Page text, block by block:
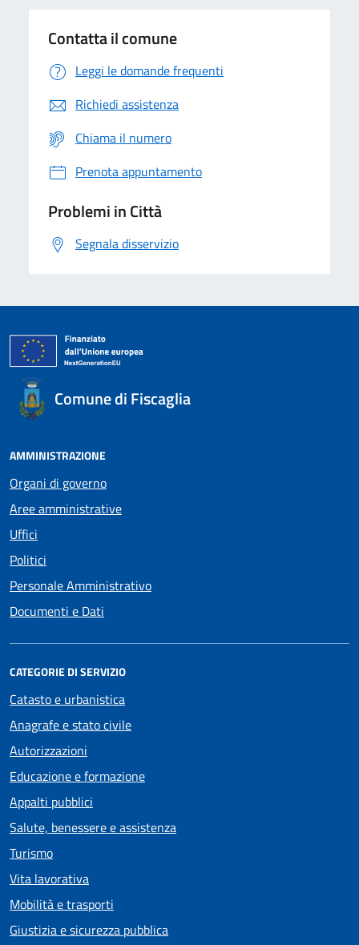
Contatta il comune
Leggi le domande frequenti
Richiedi assistenza
Chiama il numero
Prenota appuntamento
Problemi in Città
Segnala disservizio
Comune di Fiscaglia
AMMINISTRAZIONE
Organi di governo
Aree amministrative
Uffici
Politici
Personale Amministrativo
Documenti e Dati
CATEGORIE DI SERVIZIO
Catasto e urbanistica
Anagrafe e stato civile
Autorizzazioni
Educazione e formazione
Appalti pubblici
Salute, benessere e assistenza
Turismo
Vita lavorativa
Mobilità e trasporti
Giustizia e sicurezza pubblica